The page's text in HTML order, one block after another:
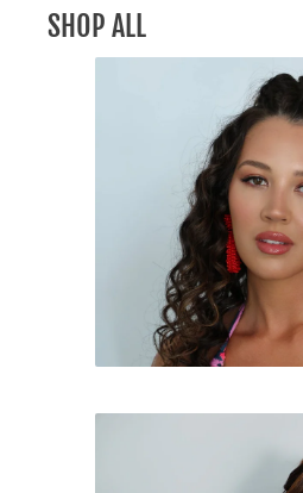
SHOP ALL